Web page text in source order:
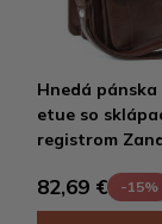
Hnedá pánska
etue so
registrom
82,69 € -15%